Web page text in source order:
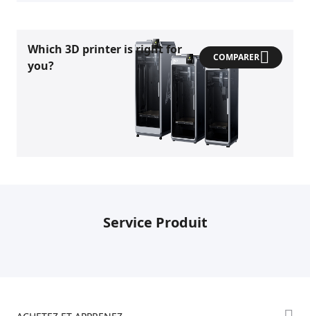
Which 3D printer is right for
you?
COMPARER
Service Produit